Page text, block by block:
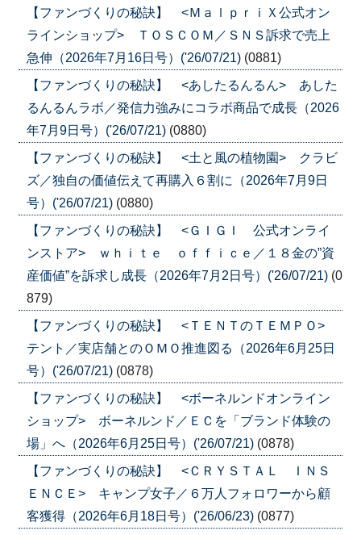
【ファンづくりの秘訣】 <ＭａｌｐｒｉＸ公式オン
ラインショップ> ＴＯＳＣＯＭ／ＳＮＳ訴求で売上
急伸（2026年7月16日号）('26/07/21) (0881)
【ファンづくりの秘訣】 <あしたるんるん> あした
るんるんラボ／発信力強みにコラボ商品で成長（2026
年7月9日号）('26/07/21) (0880)
【ファンづくりの秘訣】 <土と風の植物園> クラビ
ズ／独自の価値伝えて再購入６割に（2026年7月9日
号）('26/07/21) (0880)
【ファンづくりの秘訣】 <ＧＩＧＩ 公式オンライ
ンストア> ｗｈｉｔｅ ｏｆｆｉｃｅ／１８金の”資
産価値”を訴求し成長（2026年7月2日号）('26/07/21) (0
879)
【ファンづくりの秘訣】 <ＴＥＮＴのＴＥＭＰＯ>
テント／実店舗とのＯＭＯ推進図る（2026年6月25日
号）('26/07/21) (0878)
【ファンづくりの秘訣】 <ボーネルンドオンライン
ショップ> ボーネルンド／ＥＣを「ブランド体験の
場」へ（2026年6月25日号）('26/07/21) (0878)
【ファンづくりの秘訣】 <ＣＲＹＳＴＡＬ ＩＮＳ
ＥＮＣＥ> キャンプ女子／６万人フォロワーから顧
客獲得（2026年6月18日号）('26/06/23) (0877)